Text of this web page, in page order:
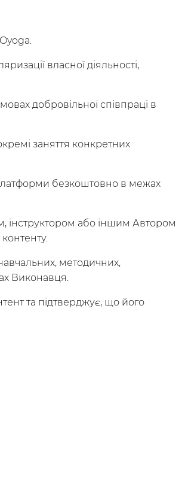
власної діяльності,
добровільної співпраці в
заняття конкретних
платформи безкоштовно в межах
інструктором або іншим Автором
методичних,
Виконавця.
та підтверджує, що його